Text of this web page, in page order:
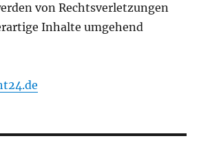
von Rechtsverletzungen
Inhalte umgehend